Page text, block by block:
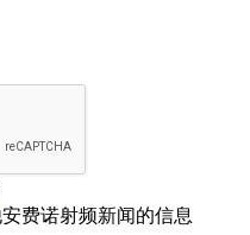
费诺射频新闻的信息